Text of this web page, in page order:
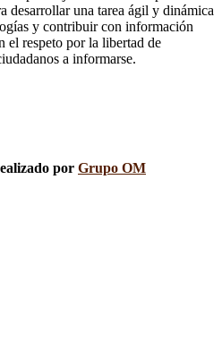
desarrollar una tarea ágil y dinámica
y contribuir con información
el respeto por la libertad de
a informarse.
por Grupo OM